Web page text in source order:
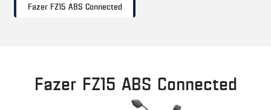
Fazer FZ15 ABS Connected
Fazer FZ15 ABS Connected